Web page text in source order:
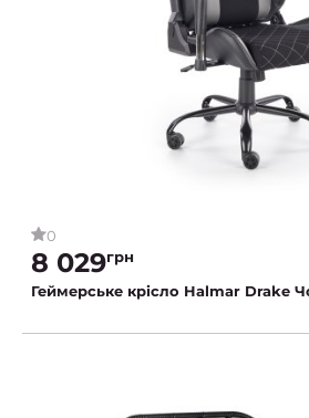
0
8 029грн
Геймерське крісло Halmar Drake